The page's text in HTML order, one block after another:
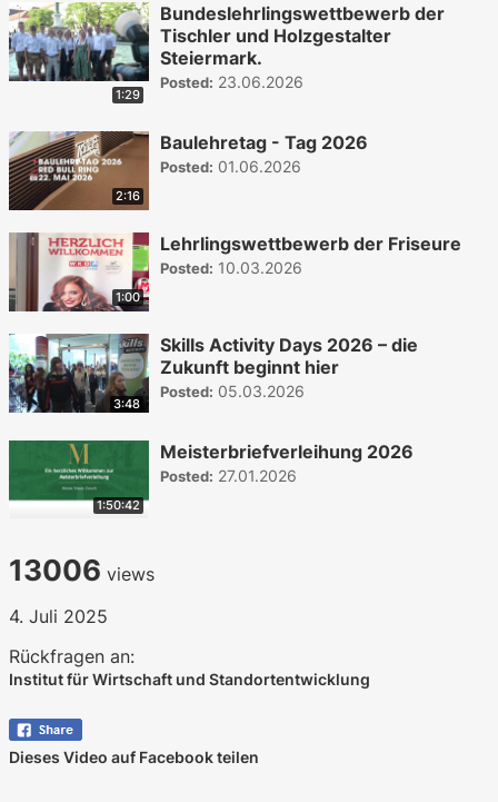
1:29
Bundeslehrlingswettbewerb der
Tischler und Holzgestalter
Steiermark.
Posted: 23.06.2026
2:16
Baulehretag - Tag 2026
Posted: 01.06.2026
1:00
Lehrlingswettbewerb der Friseure
Posted: 10.03.2026
3:48
Skills Activity Days 2026 – die
Zukunft beginnt hier
Posted: 05.03.2026
1:50:42
Meisterbriefverleihung 2026
Posted: 27.01.2026
13006 views
4. Juli 2025
Rückfragen an:
Institut für Wirtschaft und Standortentwicklung
Dieses Video auf Facebook teilen